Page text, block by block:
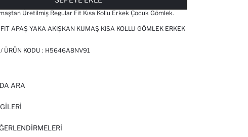
Üretilmiş Regular Fit Kısa Kollu Erkek Çocuk Gömlek.
APAŞ YAKA AKIŞKAN KUMAŞ KISA KOLLU GÖMLEK ERKEK
ÜRÜN KODU : H5646A8NV91
ARA